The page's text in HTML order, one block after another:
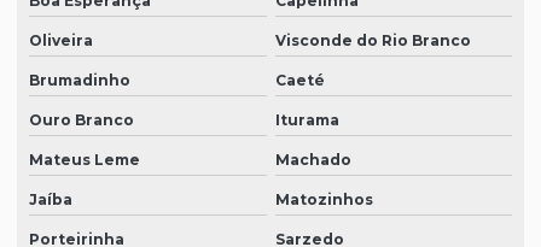
Oliveira Visconde do Rio Branco
Brumadinho Caeté
Ouro Branco Iturama
Mateus Leme Machado
Jaíba Matozinhos
Porteirinha Sarzedo